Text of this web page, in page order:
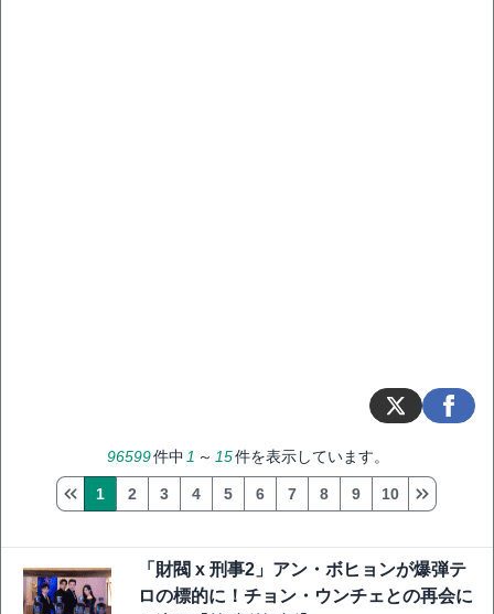
96599件中 1 ～ 15件を表示しています。
1 2 3 4 5 6 7 8 9 10
「財閥 x 刑事2」アン・ボヒョンが爆弾テ
ロの標的に！チョン・ウンチェとの再会に